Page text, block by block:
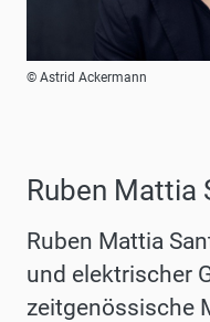
© Astrid Ackermann
Ruben Mattia
Ruben Mattia
und elektrischer
zeitgenössische